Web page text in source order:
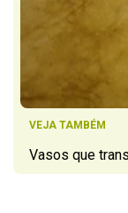
VEJA TAMBÉM
Vasos que